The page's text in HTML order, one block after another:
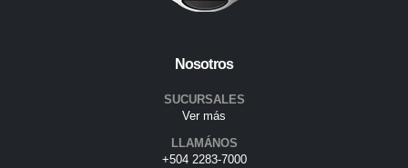
Nosotros
SUCURSALES
Ver más
LLAMÁNOS
+504 2283-7000